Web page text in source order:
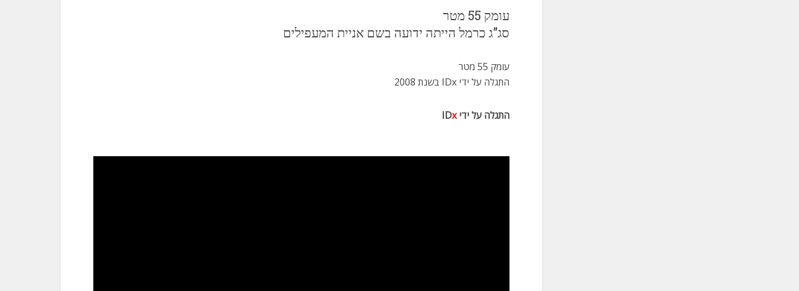
עומק 55 מטר
סג”ג כרמל הייתה ידועה בשם אניית המעפילים
עומק 55 מטר
התגלה על ידי IDx בשנת 2008
התגלה על ידי IDx